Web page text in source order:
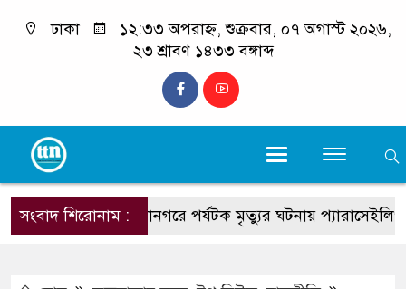
ঢাকা
১২:৩৩ অপরাহ্ন, শুক্রবার, ০৭ অগাস্ট ২০২৬,
২৩ শ্রাবণ ১৪৩৩ বঙ্গাব্দ
সংবাদ শিরোনাম :দরিয়ানগরে পর্যটক মৃত্যুর ঘটনায় প্যারাসেইলিং